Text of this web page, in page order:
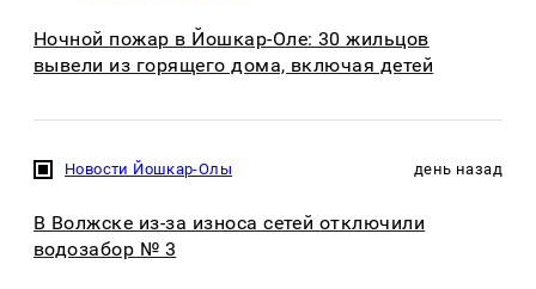
Ночной пожар в Йошкар-Оле: 30 жильцов
вывели из горящего дома, включая детей
Новости Йошкар-Олы день назад
В Волжске из-за износа сетей отключили
водозабор № 3